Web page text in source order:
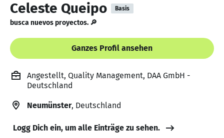
Celeste Queipo Basis
busca nuevos proyectos. 🔎
Ganzes Profil ansehen
Angestellt, Quality Management, DAA GmbH -
Deutschland
Neumünster, Deutschland
Logg Dich ein, um alle Einträge zu sehen.